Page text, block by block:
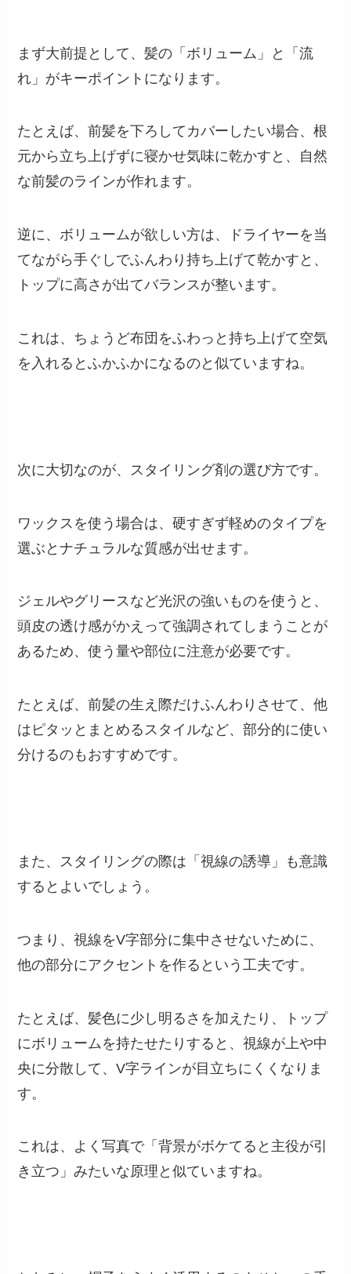
まず大前提として、髪の「ボリューム」と「流
れ」がキーポイントになります。
たとえば、前髪を下ろしてカバーしたい場合、根
元から立ち上げずに寝かせ気味に乾かすと、自然
な前髪のラインが作れます。
逆に、ボリュームが欲しい方は、ドライヤーを当
てながら手ぐしでふんわり持ち上げて乾かすと、
トップに高さが出てバランスが整います。
これは、ちょうど布団をふわっと持ち上げて空気
を入れるとふかふかになるのと似ていますね。
次に大切なのが、スタイリング剤の選び方です。
ワックスを使う場合は、硬すぎず軽めのタイプを
選ぶとナチュラルな質感が出せます。
ジェルやグリースなど光沢の強いものを使うと、
頭皮の透け感がかえって強調されてしまうことが
あるため、使う量や部位に注意が必要です。
たとえば、前髪の生え際だけふんわりさせて、他
はピタッとまとめるスタイルなど、部分的に使い
分けるのもおすすめです。
また、スタイリングの際は「視線の誘導」も意識
するとよいでしょう。
つまり、視線をV字部分に集中させないために、
他の部分にアクセントを作るという工夫です。
たとえば、髪色に少し明るさを加えたり、トップ
にボリュームを持たせたりすると、視線が上や中
央に分散して、V字ラインが目立ちにくくなりま
す。
これは、よく写真で「背景がボケてると主役が引
き立つ」みたいな原理と似ていますね。